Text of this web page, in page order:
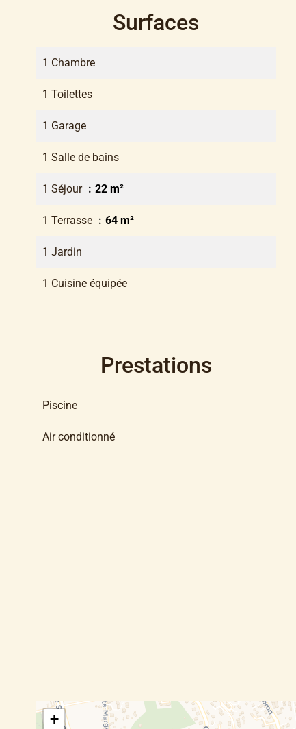
Surfaces
1 Chambre
1 Toilettes
1 Garage
1 Salle de bains
1 Séjour 22 m²
1 Terrasse 64 m²
1 Jardin
1 Cuisine équipée
Prestations
Piscine
Air conditionné
+